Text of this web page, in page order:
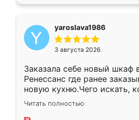
yaroslava1986
3 августа 2026
Заказала себе новый шкаф
Ренессанс где ранее
новую кухню.Чего искать,
вполне довольна. Служит
два года, нареканий нет.
Читать полностью